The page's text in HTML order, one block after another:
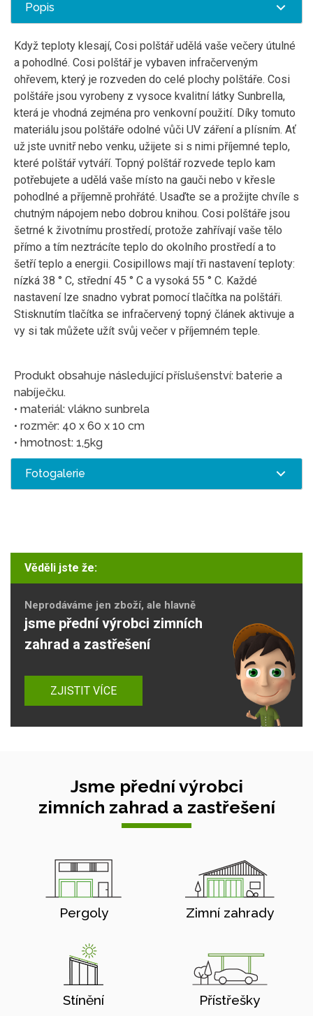
Popis
Když teploty klesají, Cosi polštář udělá vaše večery útulné
a pohodlné. Cosi polštář je vybaven infračerveným
ohřevem, který je rozveden do celé plochy polštáře. Cosi
polštáře jsou vyrobeny z vysoce kvalitní látky Sunbrella,
která je vhodná zejména pro venkovní použití. Díky tomuto
materiálu jsou polštáře odolné vůči UV záření a plísním. Ať
už jste uvnitř nebo venku, užijete si s nimi příjemné teplo,
které polštář vytváří. Topný polštář rozvede teplo kam
potřebujete a udělá vaše místo na gauči nebo v křesle
pohodlné a příjemně prohřáté. Usaďte se a prožijte chvíle s
chutným nápojem nebo dobrou knihou. Cosi polštáře jsou
šetrné k životnímu prostředí, protože zahřívají vaše tělo
přímo a tím neztrácíte teplo do okolního prostředí a to
šetří teplo a energii. Cosipillows mají tři nastavení teploty:
nízká 38 ° C, střední 45 ° C a vysoká 55 ° C. Každé
nastavení lze snadno vybrat pomocí tlačítka na polštáři.
Stisknutím tlačítka se infračervený topný článek aktivuje a
vy si tak můžete užít svůj večer v příjemném teple.
Produkt obsahuje následující příslušenství: baterie a
nabíječku.
• materiál: vlákno sunbrela
• rozměr: 40 x 60 x 10 cm
• hmotnost: 1,5kg
Fotogalerie
Věděli jste že:
Neprodáváme jen zboží, ale hlavně
jsme přední výrobci zimních
zahrad a zastřešení
ZJISTIT VÍCE
Jsme přední výrobci
zimních zahrad a zastřešení
Pergoly Zimní zahrady
Stínění Přístřešky